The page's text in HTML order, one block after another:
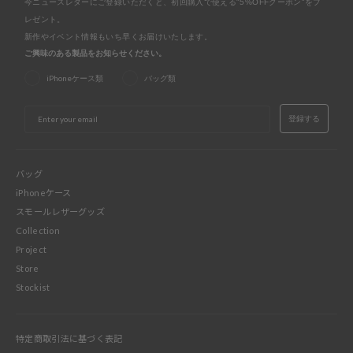
今ニュースレターにご登録いただくと、初回購入で使える"5%OFFクーポン"をプ
レゼント。
新作やイベント情報もいち早くお届けいたします。
ご興味のある製品をお知らせください。
iPhoneケース類 バッグ類
登録する
バッグ
iPhoneケース
スモールレザーグッズ
Collection
Project
Store
Stockist
特定商取引法に基づく表記